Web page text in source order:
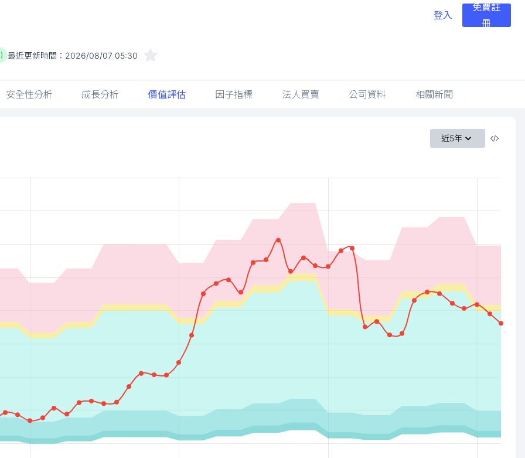
登入
免費註
冊
最近更新時間： 2026/08/07 05:30
安全性分析 成長分析 價值評估 因子指標 法人買賣 公司資料 相關新聞
近5年